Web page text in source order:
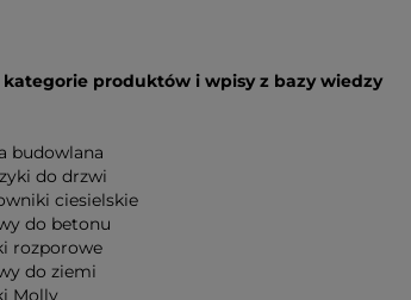
produktów i wpisy z bazy wiedzy
budowlana
do drzwi
ciesielskie
do betonu
rozporowe
do ziemi
Molly